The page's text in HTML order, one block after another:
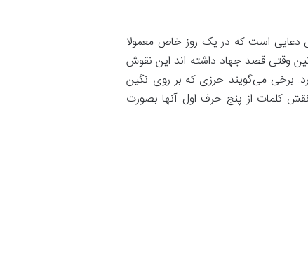
دعایی است که در یک روز خاص معمولا
وقتی قصد جهاد داشته اند این نقوش
برخی می‌گویند حرزی که بر روی نگین
نقش کلمات از پنج حرف اول آنها بصورت